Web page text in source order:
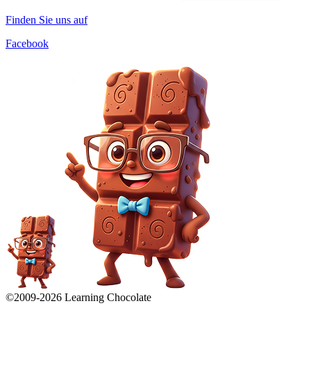
Finden Sie uns auf
Facebook
©2009-2026 Learning Chocolate